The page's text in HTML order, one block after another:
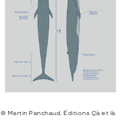
© Martin Panchaud, Éditions Çà et là